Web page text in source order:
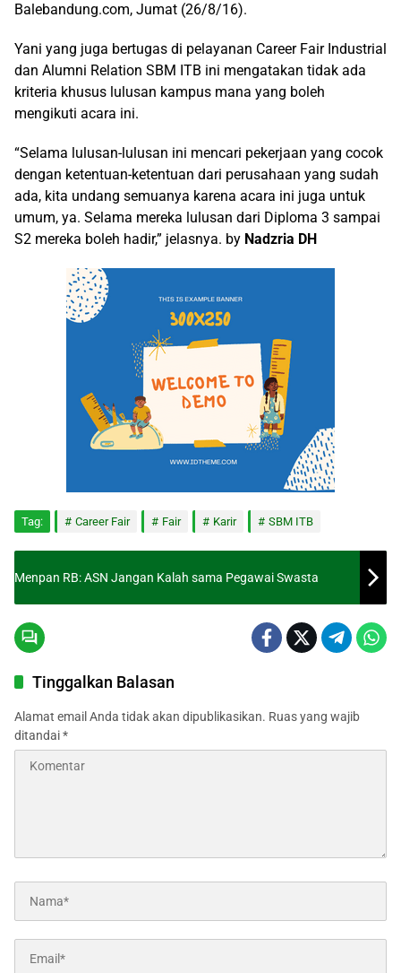
Balebandung.com, Jumat (26/8/16).
Yani yang juga bertugas di pelayanan Career Fair Industrial
dan Alumni Relation SBM ITB ini mengatakan tidak ada
kriteria khusus lulusan kampus mana yang boleh
mengikuti acara ini.
“Selama lulusan-lulusan ini mencari pekerjaan yang cocok
dengan ketentuan-ketentuan dari perusahaan yang sudah
ada, kita undang semuanya karena acara ini juga untuk
umum, ya. Selama mereka lulusan dari Diploma 3 sampai
S2 mereka boleh hadir,” jelasnya. by Nadzria DH
Tag: Career Fair Fair Karir SBM ITB
Menpan RB: ASN Jangan Kalah sama Pegawai Swasta
Tinggalkan Balasan
Alamat email Anda tidak akan dipublikasikan. Ruas yang wajib
ditandai*